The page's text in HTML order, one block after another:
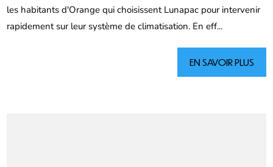
les habitants d'Orange qui choisissent Lunapac pour intervenir
rapidement sur leur système de climatisation. En eff...
EN SAVOIR PLUS